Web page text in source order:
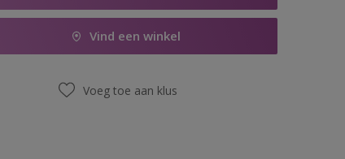
Vind een winkel
Voeg toe aan klus